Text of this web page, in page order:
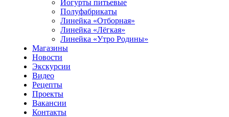
Йогурты питьевые
Полуфабрикаты
Линейка «Отборная»
Линейка «Лёгкая»
Линейка «Утро Родины»
Магазины
Новости
Экскурсии
Видео
Рецепты
Проекты
Вакансии
Контакты